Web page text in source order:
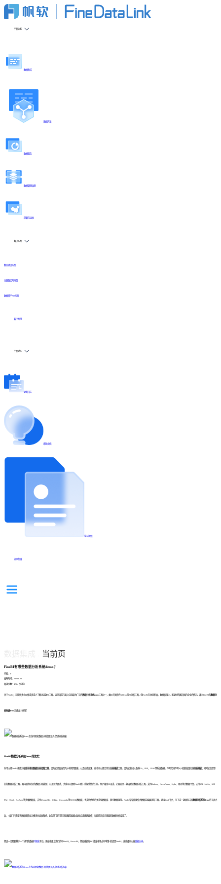
产品功能
数据集成
数据开发
数据服务
数据管理治理
部署与运维
解决方案
数仓建设方案
全链路实时方案
数据资产API方案
客户案例
产品动态
更新日志
帮助文档
学习视频
分享集锦
当前页
FineBI有哪些数据分析系统demo？
作者：fr
发布时间：2023.8.28
阅读次数：4,724 次浏览
关于FineBI，可能很多小伙伴或多或少了解过这款BI工具，这是目前市面上应用最为广泛的 数据分析系统demo工具之一，类似于国外的Tableau等BI分析工具，但FineBI在协同配合，数据权限上，能更好的解决国内企业的情况。那么FineBI的 数据分
析系统demo到底怎么样呢？
FineBI数据分析系统demo的优势：
你可以把FineBI视作为在线可视化数据分析绘图工具，因为它里面自带几十种常用图表，以及动态效果；你也可以把它作为分析报表工具，因为它能接入各种OA、ERP、CRM等系统数据，不写代码不写SQL就能批量化做分析报表 ；同时它也是专
业的数据分析工具，其内置等常见的数据分析模型、以及各式图表，大家可以借助FineBI做一些探索性的分析。但严格定义来讲，它其实是一款自助式数据分析工具，支持Hadoop、GreenPlumn、Kylin、星环等大数据平台，支持SAP HANA、SAP
BW、SSAS、EssBase等多维数据库，支持MongoDB、SQLite、Cassandra等NOSQL数据库，也支持传统的关系型数据库、程序数据源等。FineBI常常被用作大数据前端展现的工具，对接Spark平台，有了这一款具有丰富数据分析系统demo的工具之
后，IT部门只需要将数据按照业务模块分类准备好，业务部门即可在浏览器前端通过鼠标点击拖拽操作，就能得到自己想要的数据分析结果了。
但这一切都要基于一个好用的数据 可视化平台。现在市面上流行的有FineBI、Power BI，但权威机构IDC指出市场占有率第1的还是FineBI，这些都可以做数据分析。